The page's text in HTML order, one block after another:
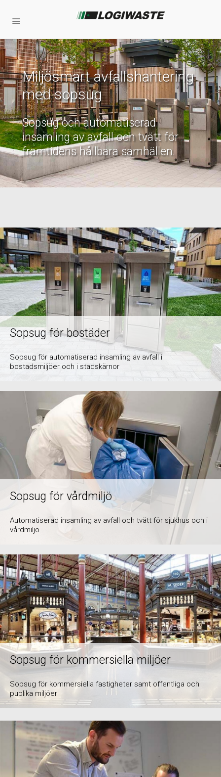
Miljösmart avfallshantering
med sopsug
Sopsug och automatiserad
insamling av avfall och tvätt för
framtidens hållbara samhällen.
Sopsug för bostäder
Sopsug för automatiserad insamling av avfall i
bostadsmiljöer och i stadskärnor
Sopsug för vårdmiljö
Automatiserad insamling av avfall och tvätt för sjukhus och i
vårdmiljö
Sopsug för kommersiella miljöer
Sopsug för kommersiella fastigheter samt offentliga och
publika miljöer